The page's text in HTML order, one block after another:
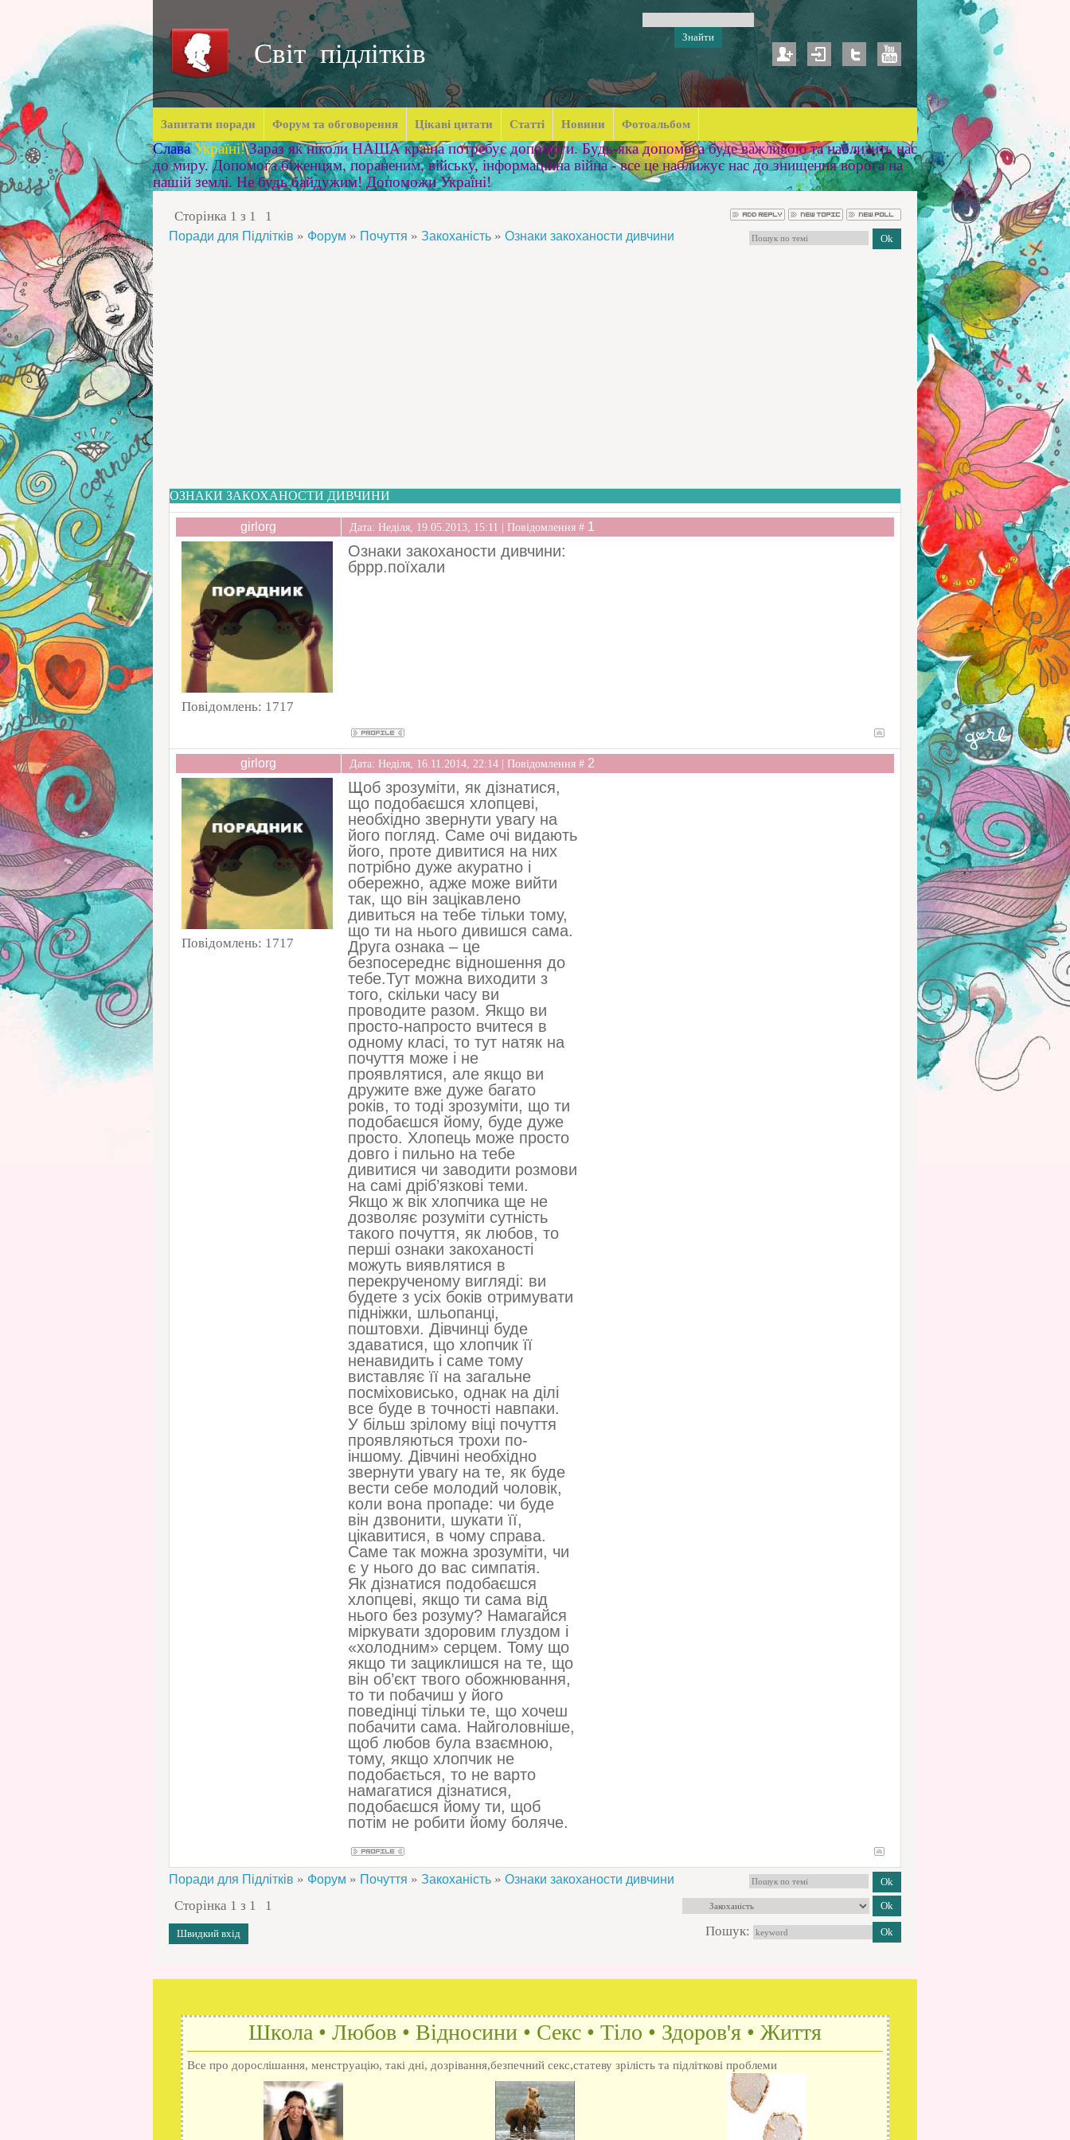
Світ підлітків
Запитати поради Форум та обговорення Цікаві цитати Статті Новини Фотоальбом
Слава Україні! Зараз як ніколи НАША країна потребує допомоги. Будь-яка допомога буде важливою та наблизить нас
до миру. Допомога біженцям, пораненим, війську, інформаційна війна - все це наближує нас до знищення ворога на
нашій землі. Не будь байдужим! Допоможи Україні!
Сторінка 1 з 1 1
Поради для Підлітків » Форум » Почуття » Закоханість » Ознаки закоханости дивчини
ОЗНАКИ ЗАКОХАНОСТИ ДИВЧИНИ
girlorg Дата: Неділя, 19.05.2013, 15:11 | Повідомлення # 1
Повідомлень: 1717
Ознаки закоханости дивчини:
бррр.поїхали
girlorg Дата: Неділя, 16.11.2014, 22:14 | Повідомлення # 2
Повідомлень: 1717
Щоб зрозуміти, як дізнатися,
що подобаєшся хлопцеві,
необхідно звернути увагу на
його погляд. Саме очі видають
його, проте дивитися на них
потрібно дуже акуратно і
обережно, адже може вийти
так, що він зацікавлено
дивиться на тебе тільки тому,
що ти на нього дивишся сама.
Друга ознака – це
безпосереднє відношення до
тебе.Тут можна виходити з
того, скільки часу ви
проводите разом. Якщо ви
просто-напросто вчитеся в
одному класі, то тут натяк на
почуття може і не
проявлятися, але якщо ви
дружите вже дуже багато
років, то тоді зрозуміти, що ти
подобаєшся йому, буде дуже
просто. Хлопець може просто
довго і пильно на тебе
дивитися чи заводити розмови
на самі дріб’язкові теми.
Якщо ж вік хлопчика ще не
дозволяє розуміти сутність
такого почуття, як любов, то
перші ознаки закоханості
можуть виявлятися в
перекрученому вигляді: ви
будете з усіх боків отримувати
підніжки, шльопанці,
поштовхи. Дівчинці буде
здаватися, що хлопчик її
ненавидить і саме тому
виставляє її на загальне
посміховисько, однак на ділі
все буде в точності навпаки.
У більш зрілому віці почуття
проявляються трохи по-
іншому. Дівчині необхідно
звернути увагу на те, як буде
вести себе молодий чоловік,
коли вона пропаде: чи буде
він дзвонити, шукати її,
цікавитися, в чому справа.
Саме так можна зрозуміти, чи
є у нього до вас симпатія.
Як дізнатися подобаєшся
хлопцеві, якщо ти сама від
нього без розуму? Намагайся
міркувати здоровим глуздом і
«холодним» серцем. Тому що
якщо ти зациклишся на те, що
він об’єкт твого обожнювання,
то ти побачиш у його
поведінці тільки те, що хочеш
побачити сама. Найголовніше,
щоб любов була взаємною,
тому, якщо хлопчик не
подобається, то не варто
намагатися дізнатися,
подобаєшся йому ти, щоб
потім не робити йому боляче.
Поради для Підлітків » Форум » Почуття » Закоханість » Ознаки закоханости дивчини
Сторінка 1 з 1
1
Пошук:
Школа • Любов • Відносини • Секс • Тіло • Здоров'я • Життя
Все про дорослішання, менструацію, такі дні, дозрівання,безпечний секс,статеву зрілість та підліткові проблеми